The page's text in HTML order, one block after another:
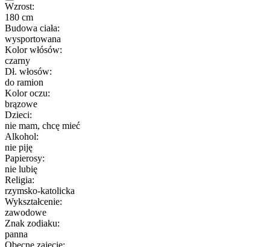
Wzrost:
180 cm
Budowa ciała:
wysportowana
Kolor włósów:
czarny
Dł. włosów:
do ramion
Kolor oczu:
brązowe
Dzieci:
nie mam, chcę mieć
Alkohol:
nie piję
Papierosy:
nie lubię
Religia:
rzymsko-katolicka
Wykształcenie:
zawodowe
Znak zodiaku:
panna
Obecne zajęcie: